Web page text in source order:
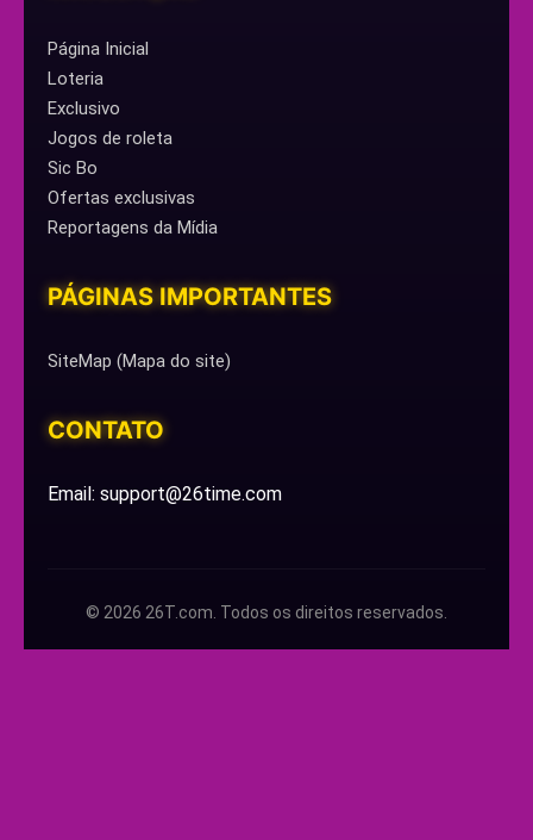
Página Inicial
Loteria
Exclusivo
Jogos de roleta
Sic Bo
Ofertas exclusivas
Reportagens da Mídia
PÁGINAS IMPORTANTES
SiteMap (Mapa do site)
CONTATO
Email: support@26time.com
© 2026 26T.com. Todos os direitos reservados.